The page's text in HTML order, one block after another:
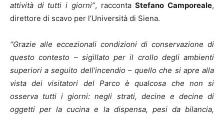
attività di tutti i giorni”, raccontaStefano Camporeale,
direttore di scavo per l’Università di Siena.
“Grazie alle eccezionali condizioni di conservazione di
questo contesto – sigillato per il crollo degli ambienti
superiori a seguito dell’incendio – quello che si apre alla
vista dei visitatori del Parco è qualcosa che non si
osserva tutti i giorni: negli strati, decine e decine di
oggetti per la cucina e la dispensa, pesi da bilancia,